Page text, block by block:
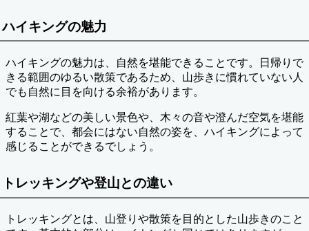
ハイキングの魅力
ハイキングの魅力は、自然を堪能できることです。日帰りで
きる範囲のゆるい散策であるため、山歩きに慣れていない人
でも自然に目を向ける余裕があります。
紅葉や湖などの美しい景色や、木々の音や澄んだ空気を堪能
することで、都会にはない自然の姿を、ハイキングによって
感じることができるでしょう。
トレッキングや登山との違い
トレッキングとは、山登りや散策を目的とした山歩きのこと